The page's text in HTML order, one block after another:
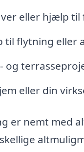
eller hjælp
til flytning eller
og
eller din
er nemt med